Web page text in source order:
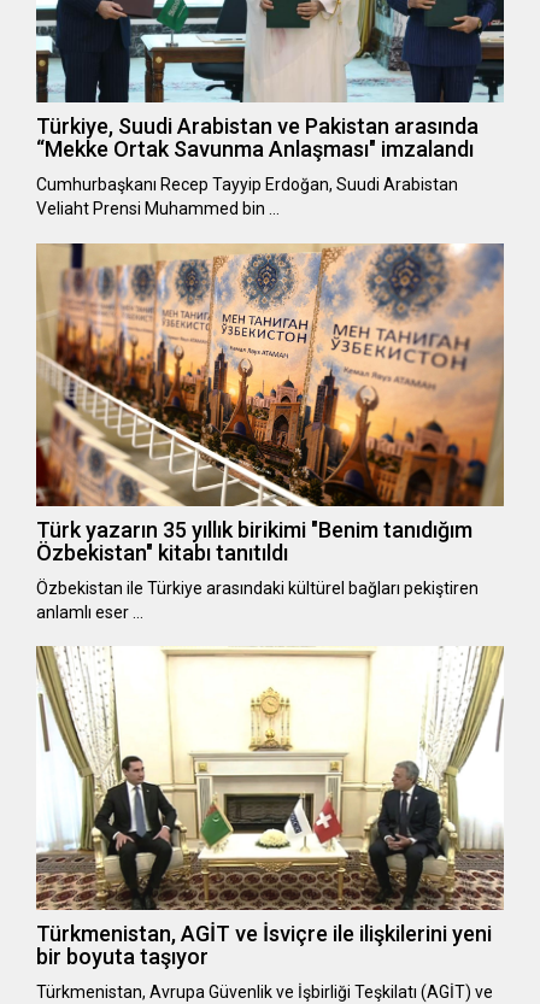
Türkiye, Suudi Arabistan ve Pakistan arasında
“Mekke Ortak Savunma Anlaşması" imzalandı
Cumhurbaşkanı Recep Tayyip Erdoğan, Suudi Arabistan
Veliaht Prensi Muhammed bin …
Türk yazarın 35 yıllık birikimi "Benim tanıdığım
Özbekistan" kitabı tanıtıldı
Özbekistan ile Türkiye arasındaki kültürel bağları pekiştiren
anlamlı eser …
Türkmenistan, AGİT ve İsviçre ile ilişkilerini yeni
bir boyuta taşıyor
Türkmenistan, Avrupa Güvenlik ve İşbirliği Teşkilatı (AGİT) ve